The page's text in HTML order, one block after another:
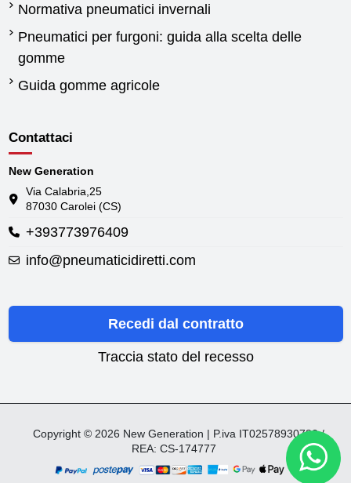
Normativa pneumatici invernali
Pneumatici per furgoni: guida alla scelta delle
gomme
Guida gomme agricole
Contattaci
New Generation
Via Calabria,25
87030 Carolei (CS)
+393773976409
info@pneumaticidiretti.com
Recedi dal contratto
Traccia stato del recesso
Copyright © 2026 New Generation | P.iva IT02578930782 /
REA: CS-174777